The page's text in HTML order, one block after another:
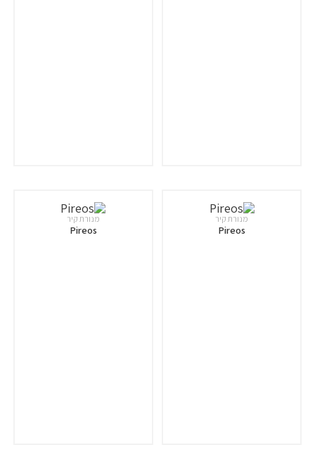
מנורת קיר
Pireos
מנורת קיר
Pireos